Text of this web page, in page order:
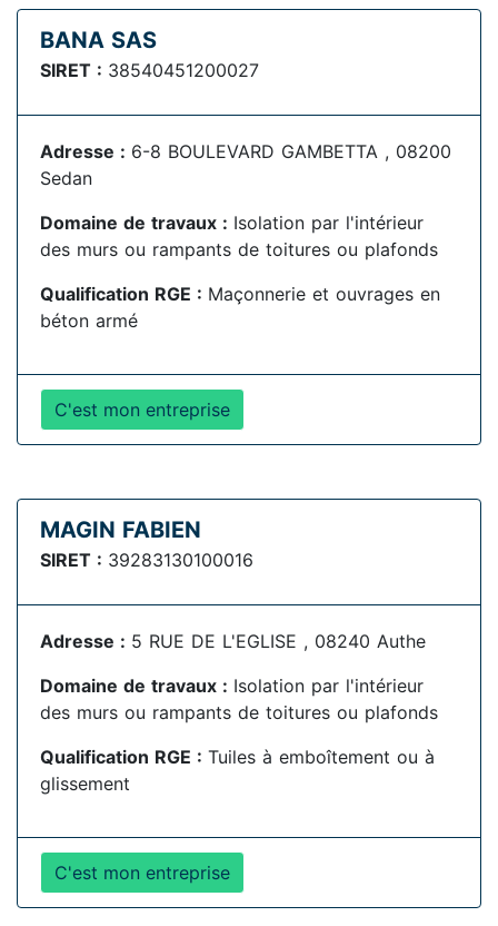
BANA SAS
SIRET : 38540451200027
Adresse : 6-8 BOULEVARD GAMBETTA , 08200
Sedan
Domaine de travaux : Isolation par l'intérieur
des murs ou rampants de toitures ou plafonds
Qualification RGE : Maçonnerie et ouvrages en
béton armé
C'est mon entreprise
MAGIN FABIEN
SIRET : 39283130100016
Adresse : 5 RUE DE L'EGLISE , 08240 Authe
Domaine de travaux : Isolation par l'intérieur
des murs ou rampants de toitures ou plafonds
Qualification RGE : Tuiles à emboîtement ou à
glissement
C'est mon entreprise